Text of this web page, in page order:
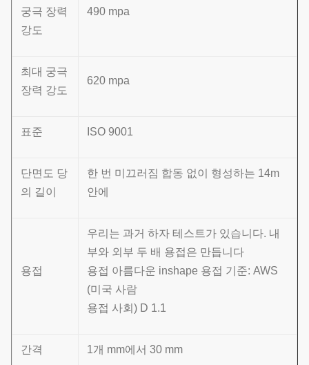
궁극 장력
강도
490 mpa
최대 궁극
장력 강도
620 mpa
표준 ISO 9001
단면도 당
의 길이
한 번 미끄러짐 합동 없이 형성하는 14m
안에
용접
우리는 과거 하자 테스트가 있습니다. 내
부와 외부 두 배 용접은 만듭니다
용접 아름다운 inshape 용접 기준: AWS
(미국 사람
용접 사회) D 1.1
간격 1개 mm에서 30 mm